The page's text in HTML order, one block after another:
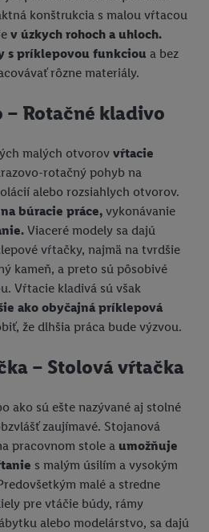
konštrukcia s malou vŕtacou
v úzkych rohoch a uhloch.
s príklepovou funkciou a bez
rôzne materiály.
Rotačné kladivo
malých otvorov vŕtacie
rotačný pohyb na
alebo rozsiahlych otvorov.
búracie práce, vykonávanie
Viaceré modely sa dajú
vŕtačky, najmä na tvrdšie
kameň, a preto sú pôsobivé
Vŕtacie kladivá sú však
ako obyčajná príklepová
že dlhšia práca bude výzvou.
– Stolová vŕtačka
ako sú ešte nazývané aj stolné
zaujímavé. Stojanová
pracovnom stole a umožňuje
s malým úsilím a vysokým
malé a stredne
pre vtáčie búdy, rámy
alebo modelárstvo, sa dajú